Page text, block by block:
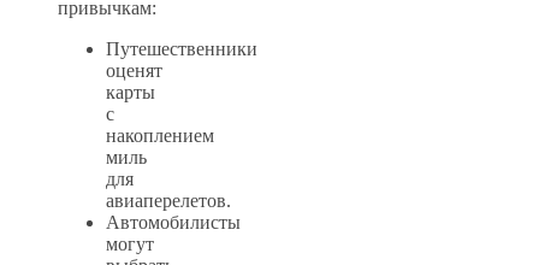
привычкам:
Путешественники
оценят
карты
с
накоплением
миль
для
авиаперелетов.
Автомобилисты
могут